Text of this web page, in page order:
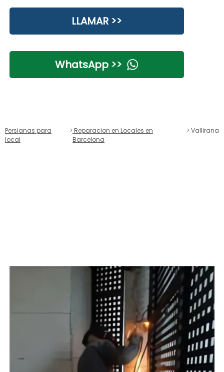
LLAMAR >>
WhatsApp >>
Persianas para
local
Reparacion en Locales en
Barcelona
Vallirana